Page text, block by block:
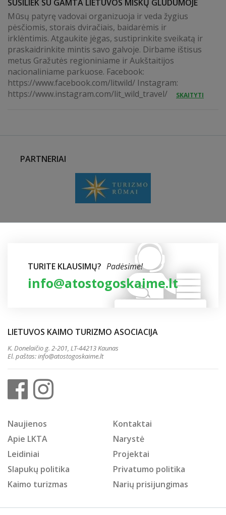
SUSILIEK SU GAMTA LIETUVOS MIŠKŲ GLŪDUMOJE
Mūsų patyrę vadovai organizuoja ir veda žygius
pėsčiomis, storais dviračiais, baidarėmis ir
irklėntimis. Atgaukite jėgas, sustiprinkite sveikatą ir
praskaidrinkite mintis savo galvoje. Dirbame ištisus
metus Gražutės regioniniame ir Aukštaitijos
nacionaliniame parkuose. Facebook:
https://www.facebook.com/litwild/ Instagram:
https://www.instagram.com/lit_wild_travel/
SKAITYTI
PARTNERIAI
TURITE KLAUSIMŲ? Padėsime!
info@atostogoskaime.lt
LIETUVOS KAIMO TURIZMO ASOCIACIJA
K. Donelaičio g. 2-201, LT-44213 Kaunas
El. paštas:info@atostogoskaime.lt
Naujienos
Kontaktai
Apie LKTA
Narystė
Leidiniai
Projektai
Slapukų politika
Privatumo politika
Kaimo turizmas
Narių prisijungimas